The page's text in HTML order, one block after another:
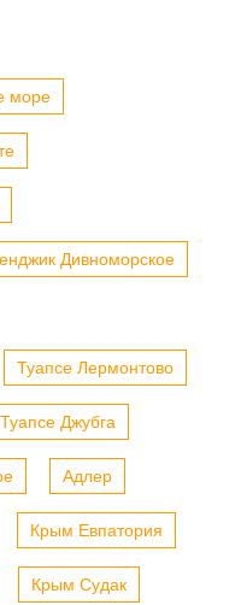
море
Дивноморское
Туапсе Лермонтово
Туапсе Джубга
Адлер
Крым Евпатория
Крым Судак